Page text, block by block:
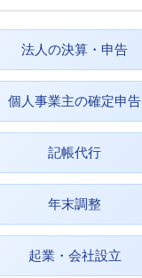
法人の決算・申告
個人事業主の確定申告
記帳代行
年末調整
起業・会社設立